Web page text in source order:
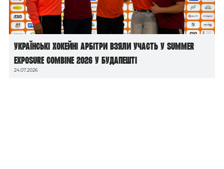
Українські хокейні арбітри взяли участь у Summer
Exposure Combine 2026 у Будапешті
24.07.2026